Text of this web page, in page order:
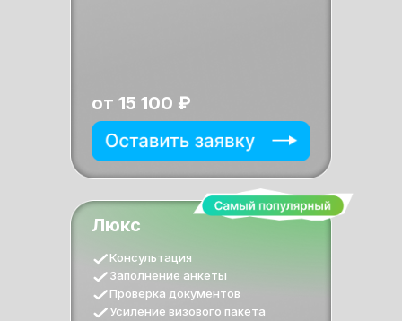
от 15 100 ₽
Люкс
Консультация
Заполнение анкеты
Проверка документов
Усиление визового пакета